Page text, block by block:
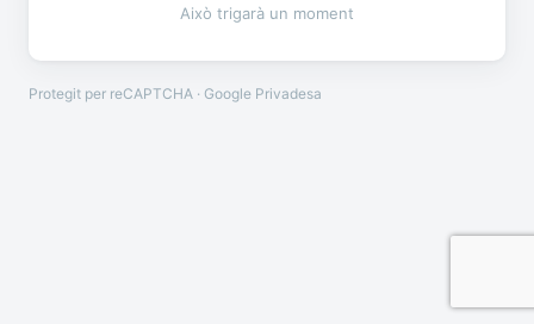
Això trigarà un moment
Protegit per reCAPTCHA · Google Privadesa